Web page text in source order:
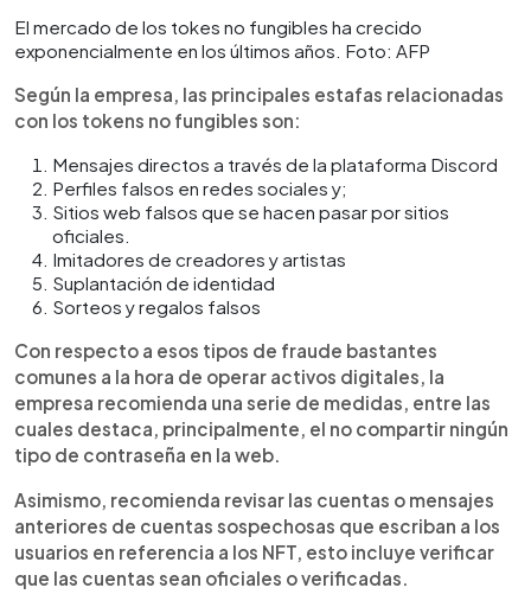
El mercado de los tokes no fungibles ha crecido
exponencialmente en los últimos años. Foto: AFP
Según la empresa, las principales estafas relacionadas
con los tokens no fungibles son:
Mensajes directos a través de la plataforma Discord
Perfiles falsos en redes sociales y;
Sitios web falsos que se hacen pasar por sitios
oficiales.
Imitadores de creadores y artistas
Suplantación de identidad
Sorteos y regalos falsos
Con respecto a esos tipos de fraude bastantes
comunes a la hora de operar activos digitales, la
empresa recomienda una serie de medidas, entre las
cuales destaca, principalmente, el no compartir ningún
tipo de contraseña en la web.
Asimismo, recomienda revisar las cuentas o mensajes
anteriores de cuentas sospechosas que escriban a los
usuarios en referencia a los NFT, esto incluye verificar
que las cuentas sean oficiales o verificadas.